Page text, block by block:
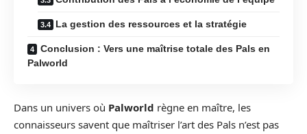
La gestion des ressources et la stratégie
Conclusion : Vers une maîtrise totale des Pals en
Palworld
Dans un univers où Palworld règne en maître, les
connaisseurs savent que maîtriser l’art des Pals n’est pas